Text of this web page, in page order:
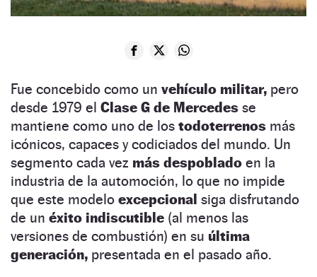
Fue concebido como un vehículo militar, pero
desde 1979 el Clase G de Mercedes se
mantiene como uno de los todoterrenos más
icónicos, capaces y codiciados del mundo. Un
segmento cada vez más despoblado en la
industria de la automoción, lo que no impide
que este modelo excepcional siga disfrutando
de un éxito indiscutible (al menos las
versiones de combustión) en su última
generación, presentada en el pasado año.